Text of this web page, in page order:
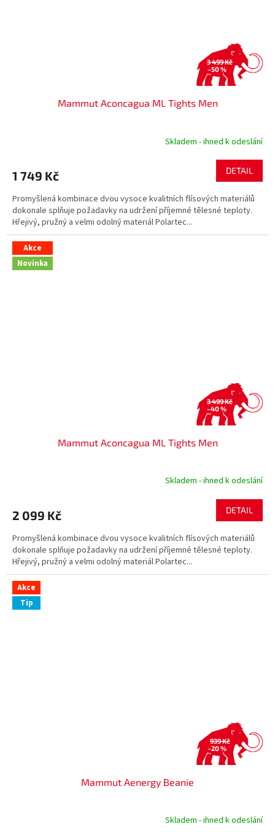
3 499 Kč
–50 %
Mammut Aconcagua ML Tights Men
Skladem - ihned k odeslání
1 749 Kč DETAIL
Promyšlená kombinace dvou vysoce kvalitních flísových materiálů
dokonale splňuje požadavky na udržení příjemné tělesné teploty.
Hřejivý, pružný a velmi odolný materiál Polartec...
Akce
Novinka
3 499 Kč
–40 %
Mammut Aconcagua ML Tights Men
Skladem - ihned k odeslání
2 099 Kč DETAIL
Promyšlená kombinace dvou vysoce kvalitních flísových materiálů
dokonale splňuje požadavky na udržení příjemné tělesné teploty.
Hřejivý, pružný a velmi odolný materiál Polartec...
Akce
Tip
939 Kč
–20 %
Mammut Aenergy Beanie
Skladem - ihned k odeslání